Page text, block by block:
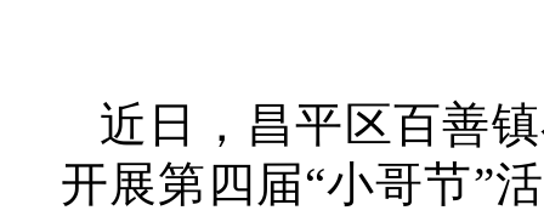
近日，昌平区百善
开展第四届“小哥节”